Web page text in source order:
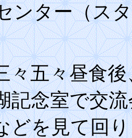
ンター（ス
五々昼食後
記念室で交
どを見て回